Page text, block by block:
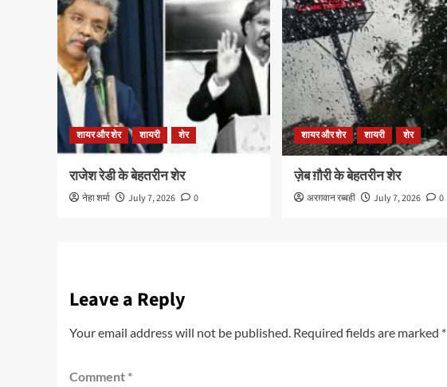
शायर और शेर शायरी शेर
राजेश रेडी के बेहतरीन शेर
नेहा शर्मा July 7, 2026 0
शायर और शेर शायरी शेर
ज़ेब ग़ौरी के बेहतरीन शेर
अरग़वान रब्बही July 7, 2026 0
Leave a Reply
Your email address will not be published. Required fields are marked *
Comment *